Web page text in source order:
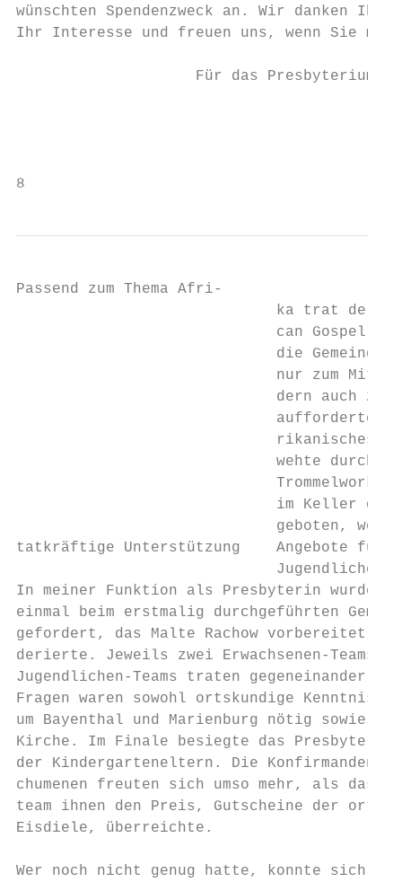
wünschten Spendenzweck an. Wir
Ihr Interesse und freuen uns, wenn Sie
Für das Presbyterium:
8
Passend zum Thema Afri-
ka trat der
can Gospel
die
nur zum
dern auch zum
aufforderte.
rikanisches
wehte durch
im Keller des
geboten, wo
tatkräftige Unterstützung    Angebote für
Jugendliche
In meiner Funktion als Presbyterin wurde
einmal beim erstmalig durchgeführten
gefordert, das Malte Rachow vorbereitet
derierte. Jeweils zwei Erwachsenen-Teams
Jugendlichen-Teams traten gegeneinander
Fragen waren sowohl ortskundige Kenntnisse
um Bayenthal und Marienburg nötig sowie
Kirche. Im Finale besiegte das
der Kindergarteneltern. Die
chumenen freuten sich umso mehr, als
team ihnen den Preis, Gutscheine der
Eisdiele, überreichte.
Wer noch nicht genug hatte, konnte sich